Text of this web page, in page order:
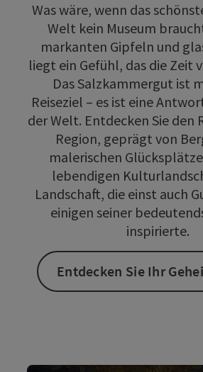
Was wäre, wenn das
Welt kein Museum
markanten Gipfeln und
liegt ein Gefühl, das die Zeit
Das Salzkammergut ist
Reiseziel – es ist eine
der Welt. Entdecken Sie den
Region, geprägt von
malerischen
lebendigen
Landschaft, die einst auch
einigen seiner
inspirierte.
Entdecken Sie Ihr